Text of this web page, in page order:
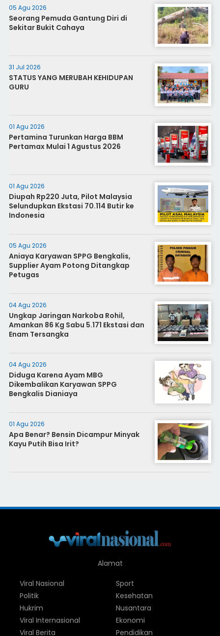
05 Agu 2026
Seorang Pemuda Gantung Diri di
Sekitar Bukit Cahaya
31 Jul 2026
STATUS YANG MERUBAH KEHIDUPAN
GURU
01 Agu 2026
Pertamina Turunkan Harga BBM
Pertamax Mulai 1 Agustus 2026
01 Agu 2026
Diupah Rp220 Juta, Pilot Malaysia
Selundupkan Ekstasi 70.114 Butir ke
Indonesia
05 Agu 2026
Aniaya Karyawan SPPG Bengkalis,
Supplier Ayam Potong Ditangkap
Petugas
04 Agu 2026
Ungkap Jaringan Narkoba Rohil,
Amankan 86 Kg Sabu 5.171 Ekstasi dan
Enam Tersangka
04 Agu 2026
Diduga Karena Ayam MBG
Dikembalikan Karyawan SPPG
Bengkalis Dianiaya
01 Agu 2026
Apa Benar? Bensin Dicampur Minyak
Kayu Putih Bisa Irit?
Alamat
Viral Nasional
Politik
Hukrim
Viral Internasional
Viral Berita
Sport
Kesehatan
Nusantara
Ekonomi
Pendidikan